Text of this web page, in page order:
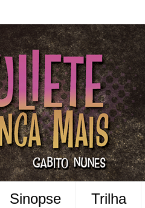
Sinopse Trilha